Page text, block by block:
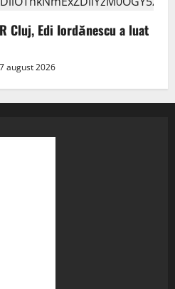
Cluj, Edi Iordănescu a luat
august 2026